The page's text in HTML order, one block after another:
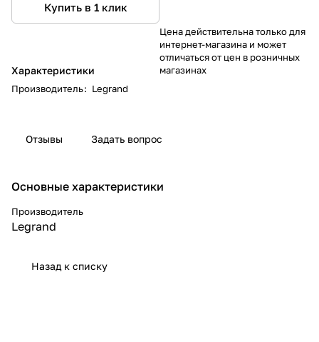
Купить в 1 клик
Характеристики
Производитель: Legrand
Цена действительна только для
интернет-магазина и может
отличаться от цен в розничных
магазинах
Отзывы Задать вопрос
Основные характеристики
Производитель
Legrand
Назад к списку